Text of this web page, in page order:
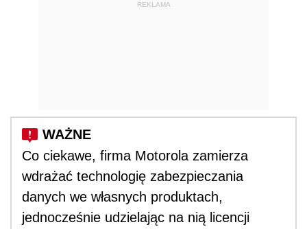
REKLAMA
Co ciekawe, firma Motorola zamierza
wdrażać technologię zabezpieczania
danych we własnych produktach,
jednocześnie udzielając na nią licencji